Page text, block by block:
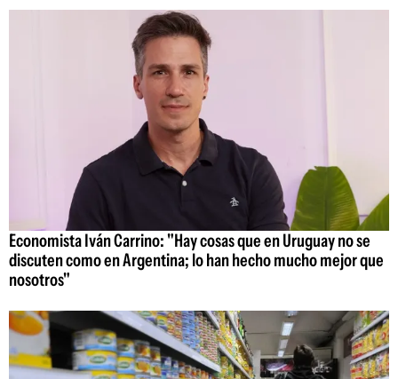
Economista Iván Carrino: "Hay cosas que en Uruguay no se
discuten como en Argentina; lo han hecho mucho mejor que
nosotros"